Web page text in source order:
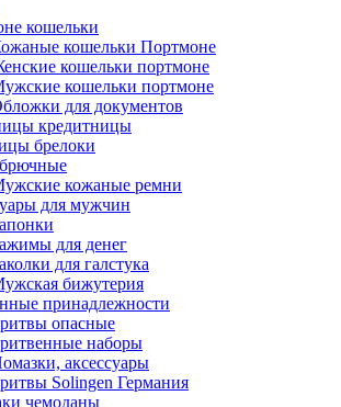
кошельки
кошельки Портмоне
кошельки портмоне
кошельки портмоне
для документов
кредитницы
брелоки
кожаные ремни
для мужчин
для денег
для галстука
бижутерия
принадлежности
опасные
наборы
аксессуары
Solingen Германия
чемоданы